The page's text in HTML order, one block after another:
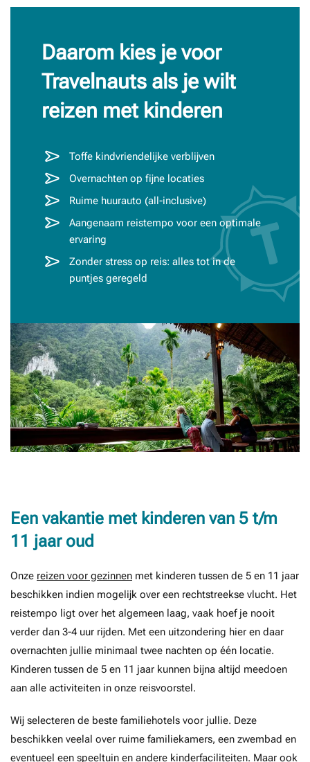
Daarom kies je voor
Travelnauts als je wilt
reizen met kinderen
Toffe kindvriendelijke verblijven
Overnachten op fijne locaties
Ruime huurauto (all-inclusive)
Aangenaam reistempo voor een optimale
ervaring
Zonder stress op reis: alles tot in de
puntjes geregeld
Een vakantie met kinderen van 5 t/m
11 jaar oud
Onze reizen voor gezinnen met kinderen tussen de 5 en 11 jaar
beschikken indien mogelijk over een rechtstreekse vlucht. Het
reistempo ligt over het algemeen laag, vaak hoef je nooit
verder dan 3-4 uur rijden. Met een uitzondering hier en daar
overnachten jullie minimaal twee nachten op één locatie.
Kinderen tussen de 5 en 11 jaar kunnen bijna altijd meedoen
aan alle activiteiten in onze reisvoorstel.
Wij selecteren de beste familiehotels voor jullie. Deze
beschikken veelal over ruime familiekamers, een zwembad en
eventueel een speeltuin en andere kinderfaciliteiten. Maar ook